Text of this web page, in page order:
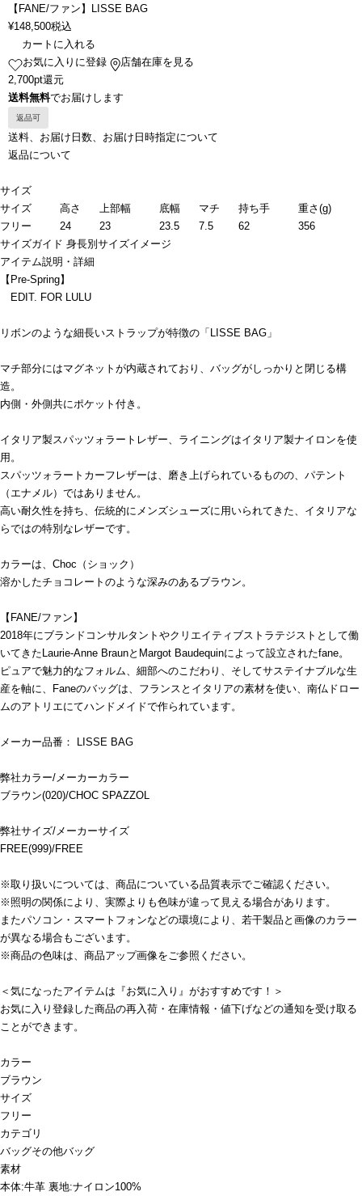
【FANE/ファン】LISSE BAG
¥148,500税込
カートに入れる
お気に入りに登録
店舗在庫を見る
2,700pt還元
送料無料でお届けします
返品可
送料、お届け日数、お届け日時指定について
返品について
サイズ
サイズ
高さ 上部幅 底幅 マチ 持ち手
重さ(g)
フリー
24 23 23.5 7.5 62
356
サイズガイド 身長別サイズイメージ
アイテム説明・詳細
【Pre-Spring】
EDIT. FOR LULU
リボンのような細長いストラップが特徴の「LISSE BAG」
マチ部分にはマグネットが内蔵されており、バッグがしっかりと閉じる構
造。
内側・外側共にポケット付き。
イタリア製スパッツォラートレザー、ライニングはイタリア製ナイロンを使
用。
スパッツォラートカーフレザーは、磨き上げられているものの、パテント
（エナメル）ではありません。
高い耐久性を持ち、伝統的にメンズシューズに用いられてきた、イタリアな
らではの特別なレザーです。
カラーは、Choc（ショック）
溶かしたチョコレートのような深みのあるブラウン。
【FANE/ファン】
2018年にブランドコンサルタントやクリエイティブストラテジストとして働
いてきたLaurie-Anne BraunとMargot Baudequinによって設立されたfane。
ピュアで魅力的なフォルム、細部へのこだわり、そしてサステイナブルな生
産を軸に、Faneのバッグは、フランスとイタリアの素材を使い、南仏ドロー
ムのアトリエにてハンドメイドで作られています。
メーカー品番： LISSE BAG
弊社カラー/メーカーカラー
ブラウン(020)/CHOC SPAZZOL
弊社サイズ/メーカーサイズ
FREE(999)/FREE
※取り扱いについては、商品についている品質表示でご確認ください。
※照明の関係により、実際よりも色味が違って見える場合があります。
またパソコン・スマートフォンなどの環境により、若干製品と画像のカラー
が異なる場合もございます。
※商品の色味は、商品アップ画像をご参照ください。
＜気になったアイテムは『お気に入り』がおすすめです！＞
お気に入り登録した商品の再入荷・在庫情報・値下げなどの通知を受け取る
ことができます。
カラー
ブラウン
サイズ
フリー
カテゴリ
バッグその他バッグ
素材
本体:牛革 裏地:ナイロン100%